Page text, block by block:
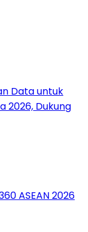
Data untuk
2026, Dukung
ASEAN 2026